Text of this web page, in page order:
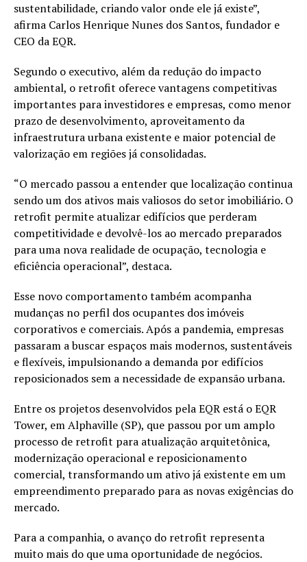
sustentabilidade, criando valor onde ele já existe”,
afirma Carlos Henrique Nunes dos Santos, fundador e
CEO da EQR.
Segundo o executivo, além da redução do impacto
ambiental, o retrofit oferece vantagens competitivas
importantes para investidores e empresas, como menor
prazo de desenvolvimento, aproveitamento da
infraestrutura urbana existente e maior potencial de
valorização em regiões já consolidadas.
“O mercado passou a entender que localização continua
sendo um dos ativos mais valiosos do setor imobiliário. O
retrofit permite atualizar edifícios que perderam
competitividade e devolvê-los ao mercado preparados
para uma nova realidade de ocupação, tecnologia e
eficiência operacional”, destaca.
Esse novo comportamento também acompanha
mudanças no perfil dos ocupantes dos imóveis
corporativos e comerciais. Após a pandemia, empresas
passaram a buscar espaços mais modernos, sustentáveis
e flexíveis, impulsionando a demanda por edifícios
reposicionados sem a necessidade de expansão urbana.
Entre os projetos desenvolvidos pela EQR está o EQR
Tower, em Alphaville (SP), que passou por um amplo
processo de retrofit para atualização arquitetônica,
modernização operacional e reposicionamento
comercial, transformando um ativo já existente em um
empreendimento preparado para as novas exigências do
mercado.
Para a companhia, o avanço do retrofit representa
muito mais do que uma oportunidade de negócios.